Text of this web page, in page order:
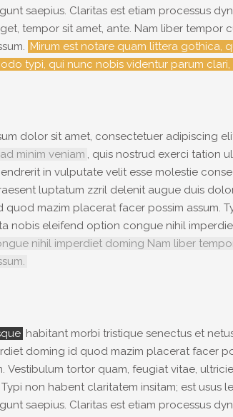
saepius. Claritas est etiam processus
tempor sit amet, ante. Nam liber
Mirum est notare quam littera gothica,
typi, qui nunc nobis videntur parum
dolor sit amet, consectetuer adipiscing
minim veniam , quis nostrud exerci tation
in vulputate velit esse molestie
luptatum zzril delenit augue duis
quod mazim placerat facer possim assum.
nobis eleifend option congue nihil
nihil imperdiet doming Nam liber
habitant morbi tristique senectus et
doming id quod mazim placerat facer
Vestibulum tortor quam, feugiat vitae,
Typi non habent claritatem insitam; est usus
saepius. Claritas est etiam processus